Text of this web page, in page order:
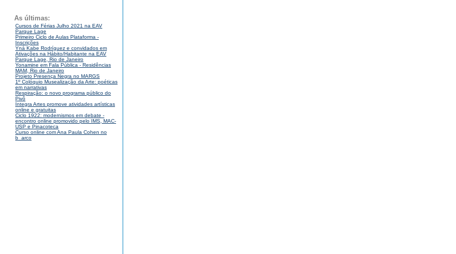
As últimas:
Cursos de Férias Julho 2021 na EAV
Parque Lage
Primeiro Ciclo de Aulas Plataforma -
Inscrições
Yná Kabe Rodríguez e convidados em
Ativações na Hábito/Habitante na EAV
Parque Lage, Rio de Janeiro
Yonamine em Fala Pública - Residências
MAM, Rio de Janeiro
Projeto Presença Negra no MARGS
1º Colóquio Musealização da Arte: poéticas
em narrativas
Respiração: o novo programa público do
Pivô
Integra Artes promove atividades artísticas
online e gratuitas
Ciclo 1922: modernismos em debate -
encontro online promovido pelo IMS, MAC-
USP e Pinacoteca
Curso online com Ana Paula Cohen no
b_arco